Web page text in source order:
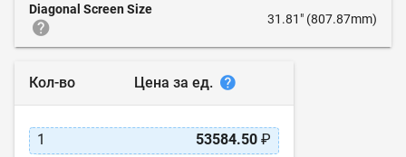
Diagonal Screen Size
31.81" (807.87mm)
Кол-во Цена за ед.
1 53584.50 ₽